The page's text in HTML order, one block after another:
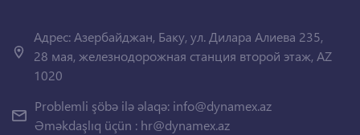
Адрес: Азербайджан, Баку, ул. Дилара Алиева 235,
28 мая, железнодорожная станция второй этаж, AZ
1020
Problemli şöbə ilə əlaqə: info@dynamex.az
Əməkdaşlıq üçün : hr@dynamex.az